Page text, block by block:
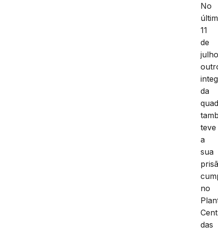
No
11
de
da
teve
a
sua
no
das